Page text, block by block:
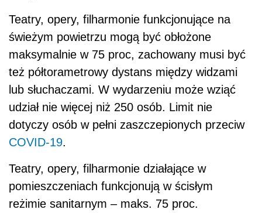
Teatry, opery, filharmonie funkcjonujące na
świeżym powietrzu mogą być obłożone
maksymalnie w 75 proc, zachowany musi być
też półtorametrowy dystans między widzami
lub słuchaczami. W wydarzeniu może wziąć
udział nie więcej niż 250 osób. Limit nie
dotyczy osób w pełni zaszczepionych przeciw
COVID-19.
Teatry, opery, filharmonie działające w
pomieszczeniach funkcjonują w ścisłym
reżimie sanitarnym – maks. 75 proc.